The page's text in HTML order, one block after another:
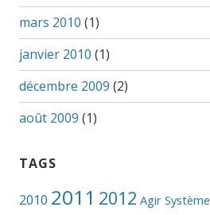
mars 2010 (1)
janvier 2010 (1)
décembre 2009 (2)
août 2009 (1)
TAGS
2010 2011 2012 Agir Système